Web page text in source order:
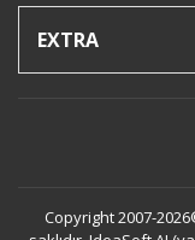
EXTRA
Copyright 2007-